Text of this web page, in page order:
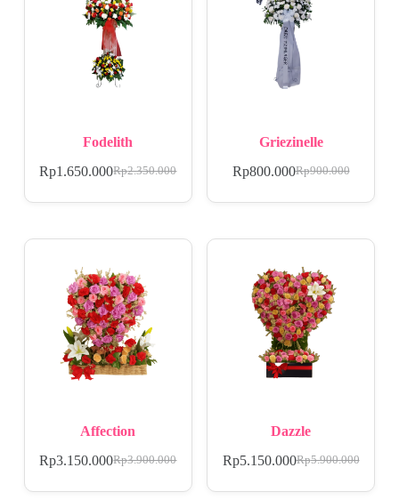
Fodelith
Rp2.350.000
Rp1.650.000
Griezinelle
Rp900.000
Rp800.000
Affection
Rp3.900.000
Rp3.150.000
Dazzle
Rp5.900.000
Rp5.150.000